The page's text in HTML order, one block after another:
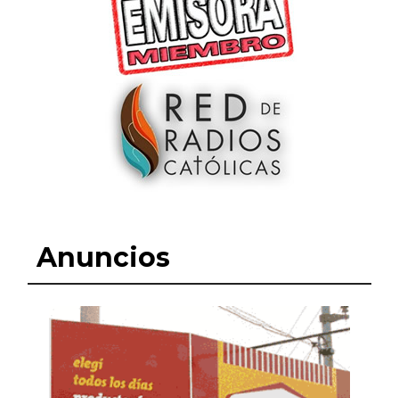
Anuncios